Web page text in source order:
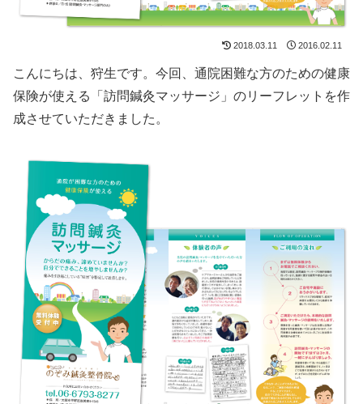
2018.03.11 2016.02.11
こんにちは、狩生です。今回、通院困難な方のための健康
保険が使える「訪問鍼灸マッサージ」のリーフレットを作
成させていただきました。